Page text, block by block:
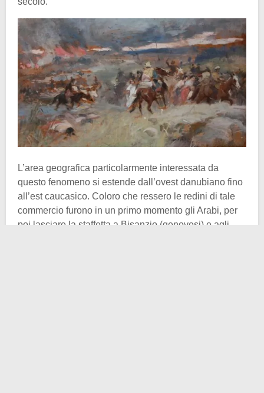
L’area geografica particolarmente interessata da
questo fenomeno si estende dall’ovest danubiano fino
all’est caucasico. Coloro che ressero le redini di tale
commercio furono in un primo momento gli Arabi, per
poi lasciare la staffetta a Bisanzio (genovesi) e agli